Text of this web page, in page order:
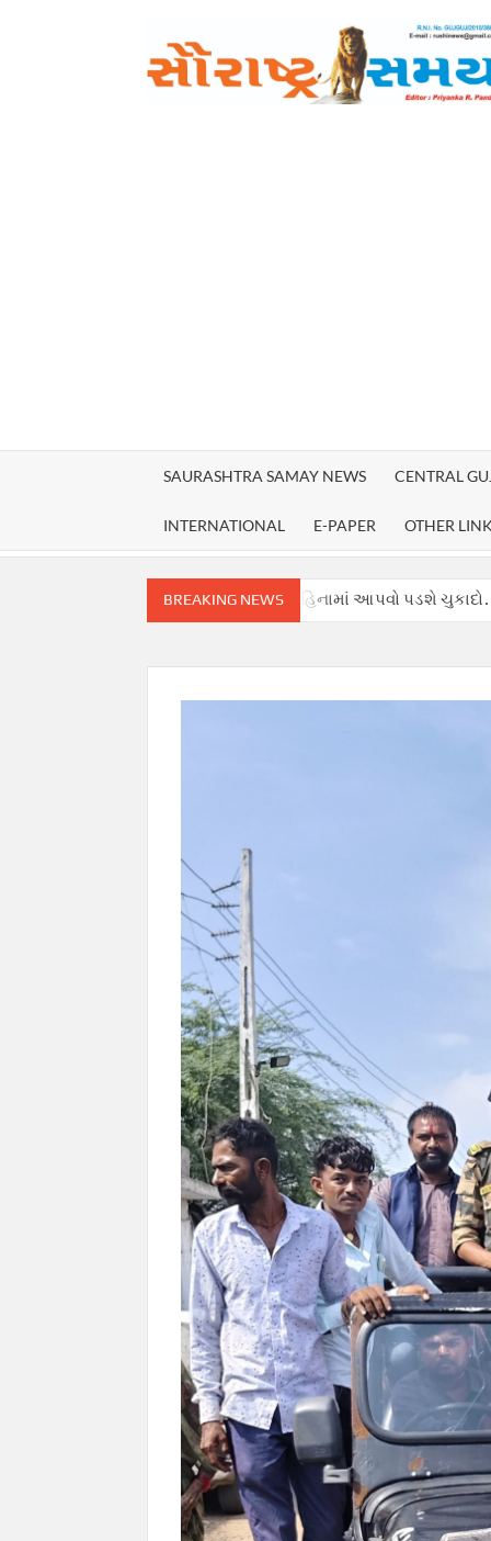
SAURASHTRA SAMAY NEWS CENTRAL
INTERNATIONAL E-PAPER OTHER
BREAKING NEWS
કરી ડેડલાઈન, ૩ મહિનામાં આપવો પડશે ચુકાદો. અફવાઓથી